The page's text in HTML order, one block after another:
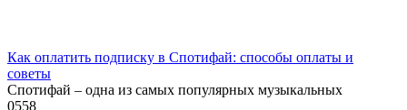
Как оплатить подписку в Спотифай: способы оплаты и
советы
Спотифай – одна из самых популярных музыкальных
0558